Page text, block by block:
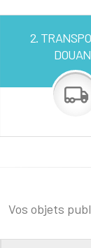
2.
Vos objets